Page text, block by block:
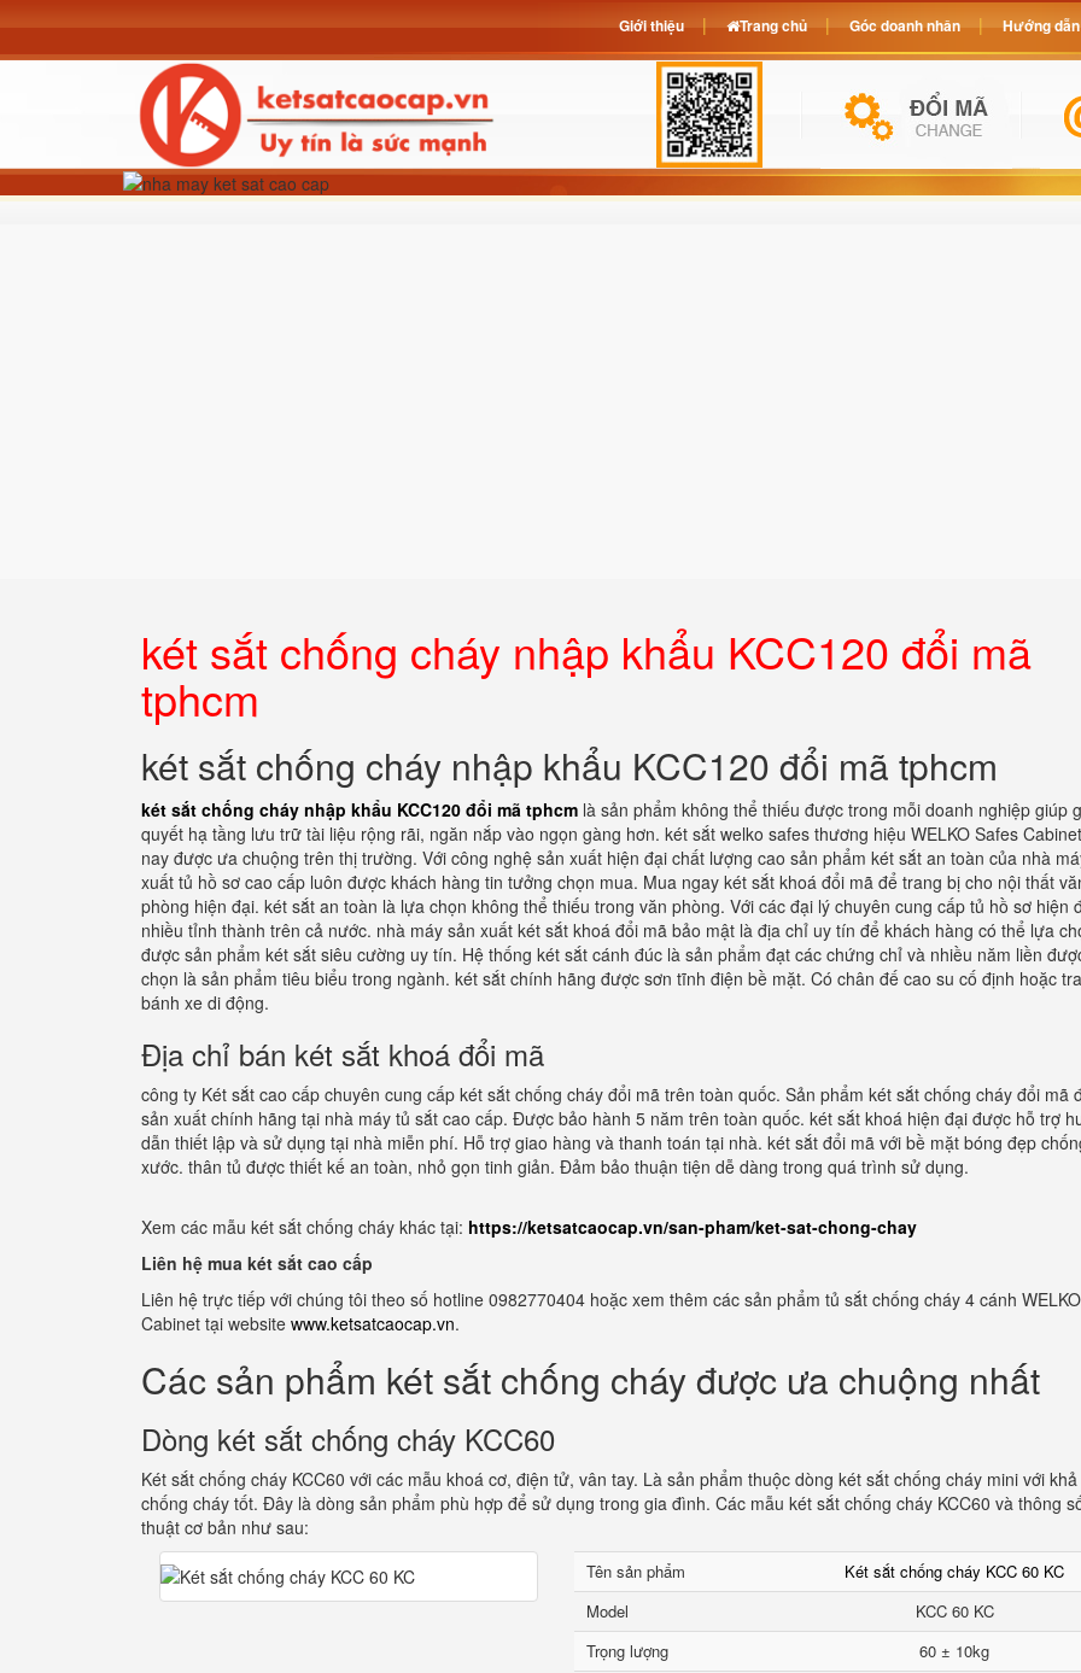
két sắt chống cháy nhập khẩu KCC120 đổi mã
tphcm
két sắt chống cháy nhập khẩu KCC120 đổi mã tphcm
két sắt chống cháy nhập khẩu KCC120 đổi mã tphcm là sản phẩm không thể thiếu được trong mỗi doanh nghiệp giúp
quyết hạ tầng lưu trữ tài liệu rộng rãi, ngăn nắp vào ngọn gàng hơn. két sắt welko safes thương hiệu WELKO Safes
nay được ưa chuộng trên thị trường. Với công nghệ sản xuất hiện đại chất lượng cao sản phẩm két sắt an toàn của nhà
xuất tủ hồ sơ cao cấp luôn được khách hàng tin tưởng chọn mua. Mua ngay két sắt khoá đổi mã để trang bị cho nội thất
phòng hiện đại. két sắt an toàn là lựa chọn không thể thiếu trong văn phòng. Với các đại lý chuyên cung cấp tủ hồ sơ hiện
nhiều tỉnh thành trên cả nước. nhà máy sản xuất két sắt khoá đổi mã bảo mật là địa chỉ uy tín để khách hàng có thể lựa
được sản phẩm két sắt siêu cường uy tín. Hệ thống két sắt cánh đúc là sản phẩm đạt các chứng chỉ và nhiều năm liền
chọn là sản phẩm tiêu biểu trong ngành. két sắt chính hãng được sơn tĩnh điện bề mặt. Có chân đế cao su cố định hoặc
bánh xe di động.
Địa chỉ bán két sắt khoá đổi mã
công ty Két sắt cao cấp chuyên cung cấp két sắt chống cháy đổi mã trên toàn quốc. Sản phẩm két sắt chống cháy đổi mã
sản xuất chính hãng tại nhà máy tủ sắt cao cấp. Được bảo hành 5 năm trên toàn quốc. két sắt khoá hiện đại được hỗ trợ
dẫn thiết lập và sử dụng tại nhà miễn phí. Hỗ trợ giao hàng và thanh toán tại nhà. két sắt đổi mã với bề mặt bóng đẹp
xước. thân tủ được thiết kế an toàn, nhỏ gọn tinh giản. Đảm bảo thuận tiện dễ dàng trong quá trình sử dụng.
Xem các mẫu két sắt chống cháy khác tại: https://ketsatcaocap.vn/san-pham/ket-sat-chong-chay
Liên hệ mua két sắt cao cấp
Liên hệ trực tiếp với chúng tôi theo số hotline 0982770404 hoặc xem thêm các sản phẩm tủ sắt chống cháy 4 cánh
Cabinet tại website www.ketsatcaocap.vn.
Các sản phẩm két sắt chống cháy được ưa chuộng nhất
Dòng két sắt chống cháy KCC60
Két sắt chống cháy KCC60 với các mẫu khoá cơ, điện tử, vân tay. Là sản phẩm thuộc dòng két sắt chống cháy mini với
chống cháy tốt. Đây là dòng sản phẩm phù hợp để sử dụng trong gia đình. Các mẫu két sắt chống cháy KCC60 và thông
thuật cơ bản như sau:
Tên sản phẩm
Két sắt chống cháy KCC 60 KC
Model
KCC 60 KC
Trọng lượng
60 ± 10kg
Giới thiệu Trang chủ Góc doanh nhân Hướng